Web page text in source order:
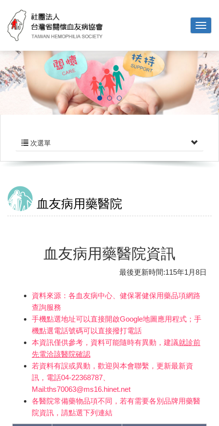
次選單
血友病用藥醫院
血友病用藥醫院資訊
最後更新時間:115年1月8日
資料來源：各血友病中心、健保署健保用藥品項網路
查詢服務
手機點選地址可以直接開啟Google地圖應用程式；手
機點選電話號碼可以直接撥打電話
本資訊僅供參考，資料可能隨時有異動，建議就診前
先電洽該醫院確認
若資料有誤或異動，歡迎與本會聯繫，更新最新資
訊，電話04-22368787、
Mail:ths70063@ms16.hinet.net
各醫院常備藥物品項不同，若有需要各別品牌用藥醫
院資訊，請點選下列連結